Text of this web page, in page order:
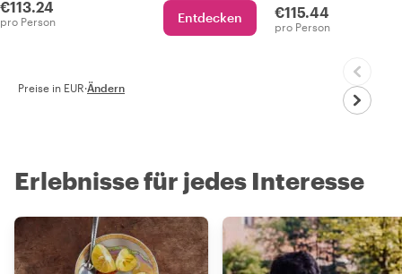
€113.24
pro Person Entdecken €115.44
pro Person
Preise in EUR·Ändern
Erlebnisse für jedes Interesse